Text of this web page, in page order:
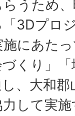
うため
3Dプロ
にあた
くり」
、大和
して実